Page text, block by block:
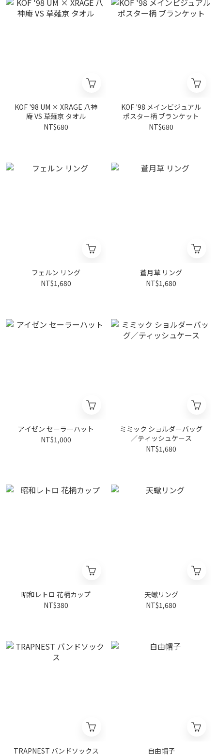
KOF '98 UM × XRAGE 八神
庵 VS 草薙京 タオル
NT$680
KOF '98 メインビジュアル
ポスター柄 ブランケット
NT$680
フェルン リング
NT$1,680
蒼月草 リング
NT$1,680
アイゼン セーラーハット
NT$1,000
ミミック ショルダーバッグ
／ティッシュケース
NT$1,680
昭和レトロ 花柄カップ
NT$380
天蠍リング
NT$1,680
TRAPNEST バンドソックス
自由帽子